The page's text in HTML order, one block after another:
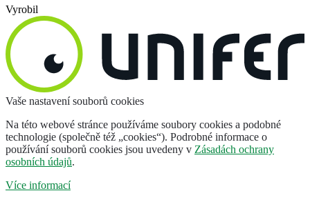
Vyrobil
Vaše nastavení souborů cookies
Na této webové stránce používáme soubory cookies a podobné
technologie (společně též „cookies“). Podrobné informace o
používání souborů cookies jsou uvedeny v Zásadách ochrany
osobních údajů.
Více informací